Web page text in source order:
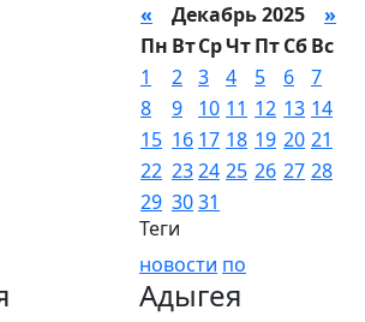
« Декабрь 2025 »
Пн ВтСрЧтПтСбВс
1
2 3 4 5 6
7
8
9 10 11 12 13 14
15 16 17 18 19 20 21
22 2324 25 26 27 28
29 3031
Теги
новости по
Адыгея